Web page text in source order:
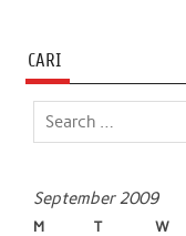
CARI
September 2009
M T W